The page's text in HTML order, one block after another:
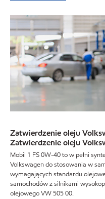
Zatwierdzenie oleju
Zatwierdzenie oleju
Mobil 1 FS 0W-40 to w pełni
Volkswagen do stosowania w
wymagających standardu
samochodów z silnikami
olejowego VW 505 00.